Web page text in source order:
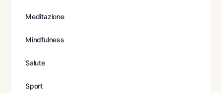
Meditazione
Mindfulness
Salute
Sport